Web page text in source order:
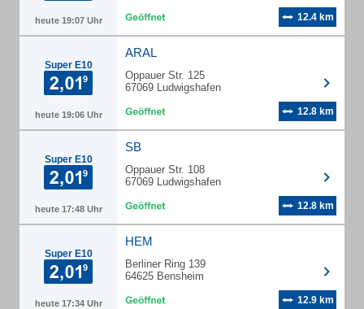
heute 19:07 Uhr 12.4 km
Super E10
heute 19:06 Uhr
ARAL
Oppauer Str. 125
67069 Ludwigshafen
12.8 km
Super E10
heute 17:48 Uhr
SB
Oppauer Str. 108
67069 Ludwigshafen
12.8 km
Super E10
heute 17:34 Uhr
HEM
Berliner Ring 139
64625 Bensheim
12.9 km